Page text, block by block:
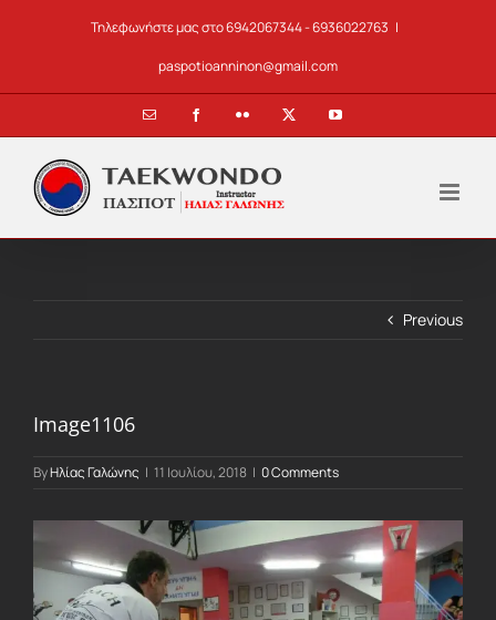
Τηλεφωνήστε μας στο 6942067344 - 6936022763 |
paspotioanninon@gmail.com
Email FacebookFlickr YouTube
Previous
Image1106
ByΗλίας Γαλώνης | 11 Ιουλίου, 2018 | 0 Comments